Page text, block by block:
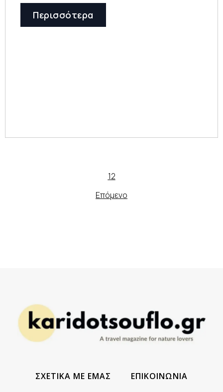
Περισσότερα
12
Επόμενο
ΣΧΕΤΙΚΑ ΜΕ ΕΜΑΣ ΕΠΙΚΟΙΝΩΝΙΑ